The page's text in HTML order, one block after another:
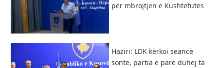
për mbrojtjen e Kushtetutës
Haziri: LDK kërkoi seancë
sonte, partia e parë duhej ta